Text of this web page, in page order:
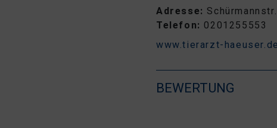
Adresse:
Telefon: 0201255553
www.tierarzt-haeuser.de
BEWERTUNG